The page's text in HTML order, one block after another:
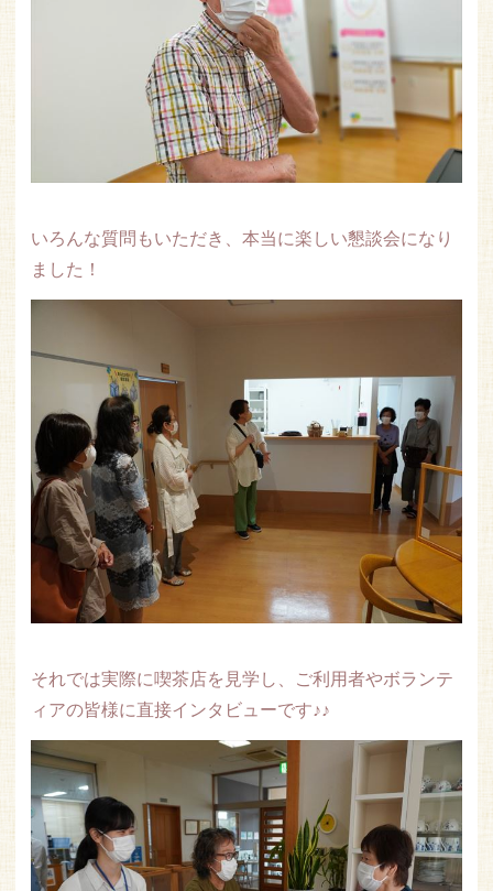
いろんな質問もいただき、本当に楽しい懇談会になり
ました！
それでは実際に喫茶店を見学し、ご利用者やボランテ
ィアの皆様に直接インタビューです♪♪